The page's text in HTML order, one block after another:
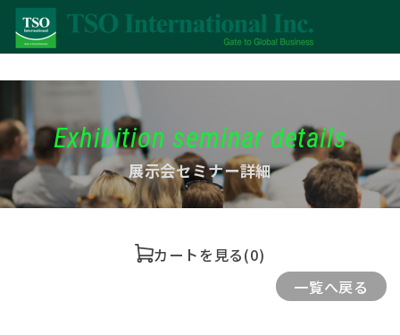
Exhibition seminar details
展示会セミナー詳細
カートを見る(0)
一覧へ戻る